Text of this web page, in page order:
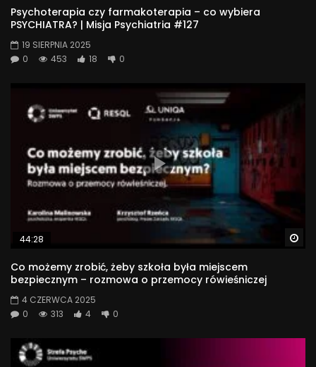
Psychoterapia czy farmakoterapia – co wybiera
PSYCHIATRA? | Misja Psychiatria #127
19 SIERPNIA 2025
0
453 18 0
44:28
Co możemy zrobić, żeby szkoła była miejscem
bezpiecznym – rozmowa o przemocy rówieśniczej
4 CZERWCA 2025
0
313 4 0